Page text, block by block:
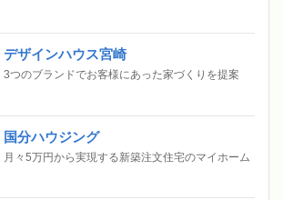
デザインハウス宮崎
3つのブランドでお客様にあった家づくりを提案
国分ハウジング
月々5万円から実現する新築注文住宅のマイホーム